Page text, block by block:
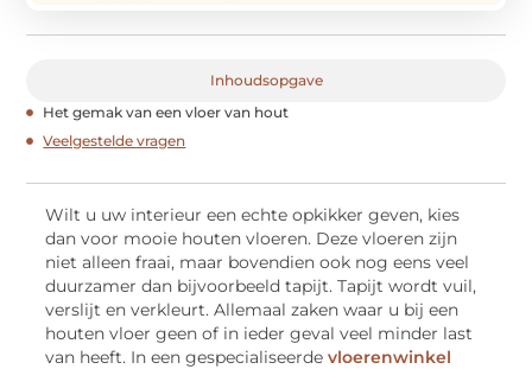
Inhoudsopgave
Het gemak van een vloer van hout
Veelgestelde vragen
Wilt u uw interieur een echte opkikker geven, kies
dan voor mooie houten vloeren. Deze vloeren zijn
niet alleen fraai, maar bovendien ook nog eens veel
duurzamer dan bijvoorbeeld tapijt. Tapijt wordt vuil,
verslijt en verkleurt. Allemaal zaken waar u bij een
houten vloer geen of in ieder geval veel minder last
van heeft. In een gespecialiseerdevloerenwinkel